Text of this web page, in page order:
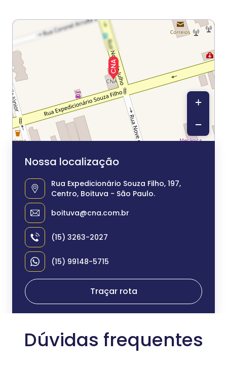
Nossa localização
Rua Expedicionário Souza Filho, 197,
Centro, Boituva - São Paulo.
boituva@cna.com.br
(15) 3263-2027
(15) 99148-5715
Traçar rota
+
−
Dúvidas frequentes